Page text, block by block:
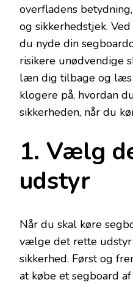
overfladens
og sikkerhedstjek.
du nyde din
risikere unødvendige
læn dig tilbage og
klogere på, hvordan
sikkerheden, når du
1. Vælg
udstyr
Når du skal køre
vælge det rette
sikkerhed. Først og
at købe et segboard